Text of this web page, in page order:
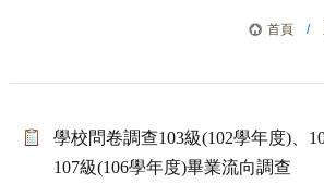
首頁 /
學校問卷調查103級(102學年度)、
107級(106學年度)畢業流向調查